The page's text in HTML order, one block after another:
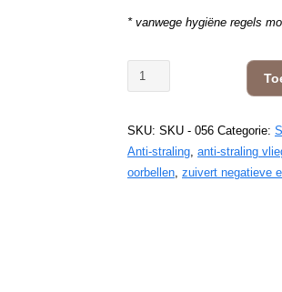
* vanwege hygiëne regels
Shungite
oorbellen
SKU: SKU - 056 Categorie:
Anti-straling anti-straling
oorbellen zuivert negatieve